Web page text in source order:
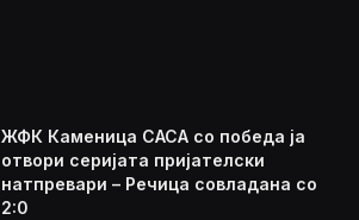
ЖФК Каменица САСА со победа ја
отвори серијата пријателски
натпревари – Речица совладана со
2:0